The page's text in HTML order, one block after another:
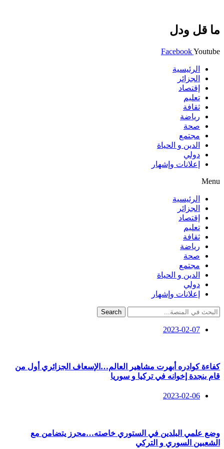
ما قل ودل
FacebookYoutube
الرئيسية
الجزائر
إقتصاد
تعليم
ثقافة
رياضة
صحة
مجتمع
الدين و الحياة
دولي
إعلانات وإشهار
Menu
الرئيسية
الجزائر
إقتصاد
تعليم
ثقافة
رياضة
صحة
مجتمع
الدين و الحياة
دولي
إعلانات وإشهار
Search
2023-02-07
كفاءة كوادره أبهرت مشاهير العالم…الإسعاف الجزائري أول من
قام بنجدة إخوانه في تركيا و سوريا
2023-02-06
وضع علمي البلدين في الستوري خاصته…محرز يتضامن مع
الشعبين السوري و التركي